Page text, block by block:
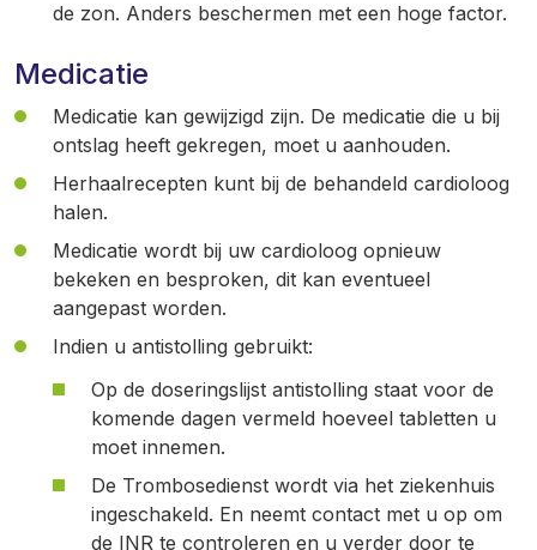
de zon. Anders beschermen met een hoge factor.
Medicatie
Medicatie kan gewijzigd zijn. De medicatie die u bij
ontslag heeft gekregen, moet u aanhouden.
Herhaalrecepten kunt bij de behandeld cardioloog
halen.
Medicatie wordt bij uw cardioloog opnieuw
bekeken en besproken, dit kan eventueel
aangepast worden.
Indien u antistolling gebruikt:
Op de doseringslijst antistolling staat voor de
komende dagen vermeld hoeveel tabletten u
moet innemen.
De Trombosedienst wordt via het ziekenhuis
ingeschakeld. En neemt contact met u op om
de INR te controleren en u verder door te